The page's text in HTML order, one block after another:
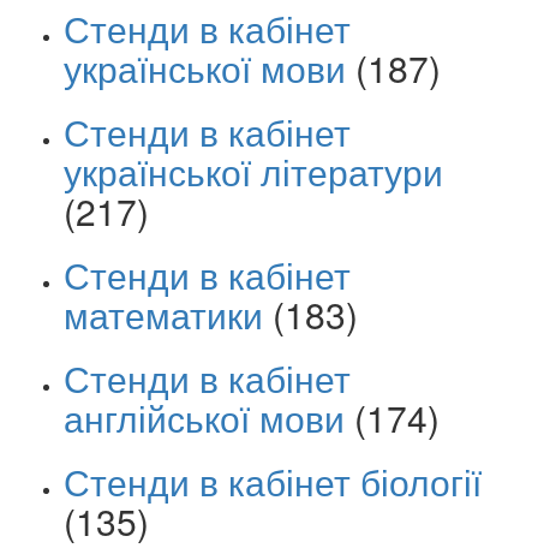
Стенди в кабінет
української мови (187)
Стенди в кабінет
української літератури
(217)
Стенди в кабінет
математики (183)
Стенди в кабінет
англійської мови (174)
Стенди в кабінет біології
(135)